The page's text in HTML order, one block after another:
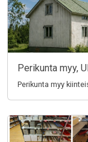
Perikunta myy,
Perikunta myy